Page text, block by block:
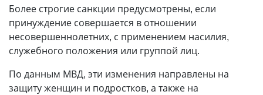
Более строгие санкции предусмотрены, если
принуждение совершается в отношении
несовершеннолетних, с применением насилия,
служебного положения или группой лиц.
По данным МВД, эти изменения направлены на
защиту женщин и подростков, а также на